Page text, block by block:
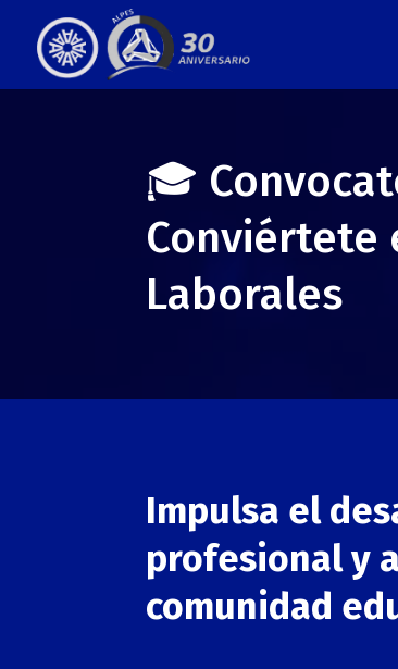
🎓
Conviértete
Laborales
Impulsa el
profesional y
comunidad